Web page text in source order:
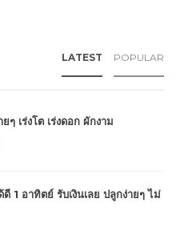
LATEST POPULAR
ๆ เร่งโต เร่งดอก ผักงาม
1 อาทิตย์ รับเงินเลย ปลูกง่ายๆ ไม่